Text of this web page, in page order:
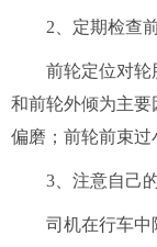
2、定期检查
前轮定位对轮
和前轮外倾为主要
偏磨；前轮前束过
3、注意自己
司机在行车中